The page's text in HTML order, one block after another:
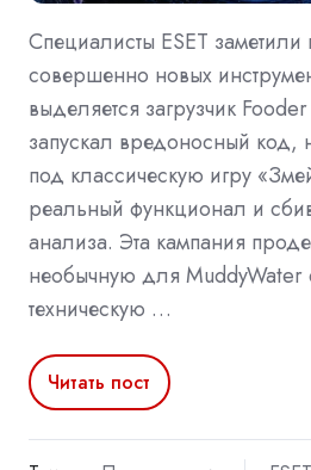
Специалисты ESET
совершенно новых
выделяется загрузчик
запускал вредоносный код,
под классическую игру
реальный функционал и
анализа. Эта кампания
необычную для MuddyWater
техническую …
Читать пост